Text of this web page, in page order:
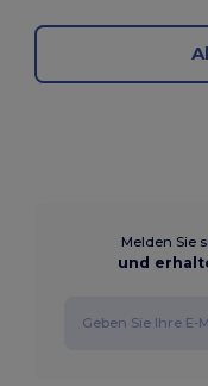
Melden Sie
und